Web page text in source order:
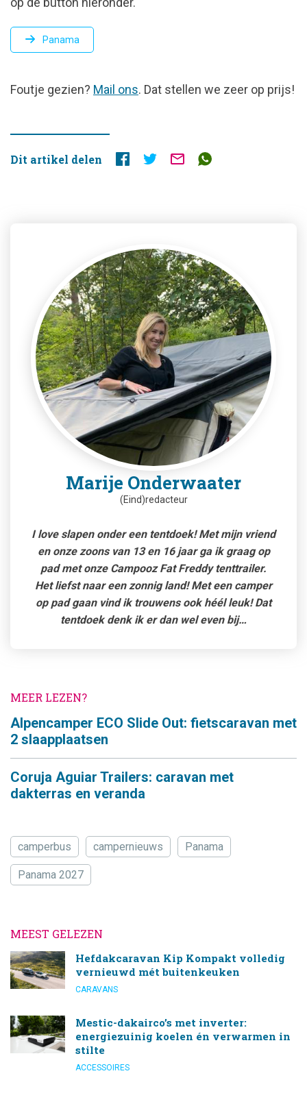
Panama
FOUTJE
Foutje gezien? Mail ons. Dat stellen we zeer op prijs!
Dit artikel delen
Marije Onderwaater
(Eind)redacteur
I love slapen onder een tentdoek! Met mijn vriend
en onze zoons van 13 en 16 jaar ga ik graag op
pad met onze Campooz Fat Freddy tenttrailer.
Het liefst naar een zonnig land! Met een camper
op pad gaan vind ik trouwens ook héél leuk! Dat
tentdoek denk ik er dan wel even bij…
MEER LEZEN?
Alpencamper ECO Slide Out: fietscaravan met
2 slaapplaatsen
Coruja Aguiar Trailers: caravan met
dakterras en veranda
camperbus campernieuws Panama
Panama 2027
MEEST GELEZEN
Hefdakcaravan Kip Kompakt volledig
vernieuwd mét buitenkeuken
CARAVANS
Mestic-dakairco’s met inverter:
energiezuinig koelen én verwarmen in
stilte
ACCESSOIRES